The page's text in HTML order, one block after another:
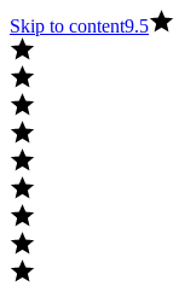
Skip to content9.5